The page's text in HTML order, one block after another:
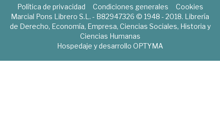
Política de privacidad Condiciones generales
Cookies
Marcial Pons Librero S.L. - B82947326 © 1948 - 2018. Librería
de Derecho, Economía, Empresa, Ciencias Sociales, Historia y
Ciencias Humanas
Hospedaje y desarrollo OPTYMA